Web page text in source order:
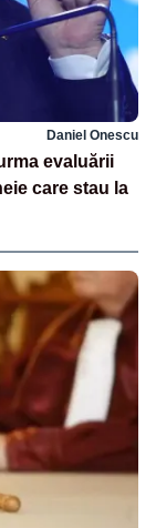
Daniel Onescu
evaluării
care stau la